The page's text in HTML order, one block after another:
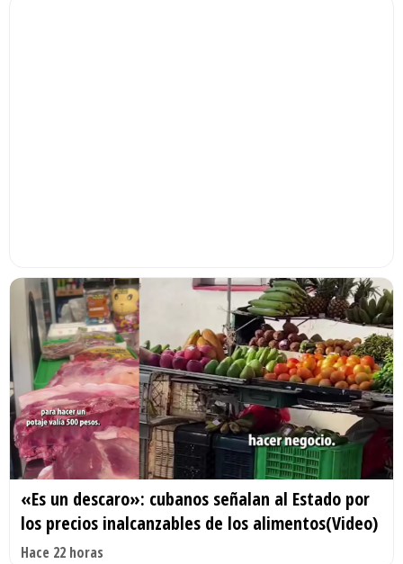
«Es un descaro»: cubanos señalan al Estado por
los precios inalcanzables de los alimentos(Video)
Hace 22 horas